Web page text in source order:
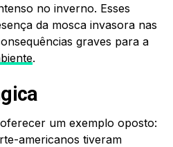
no inverno. Esses
da mosca invasora nas
graves para a
.
um exemplo oposto:
americanos tiveram